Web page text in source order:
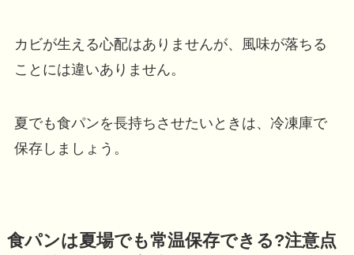
カビが生える心配はありませんが、風味が落ちる
ことには違いありません。
夏でも食パンを長持ちさせたいときは、冷凍庫で
保存しましょう。
食パンは夏場でも常温保存できる?注意点